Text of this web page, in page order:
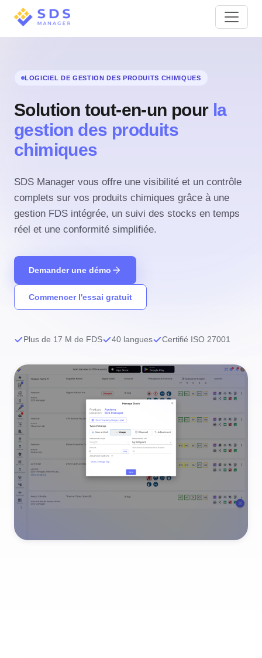
LOGICIEL DE GESTION DES PRODUITS CHIMIQUES
Solution tout-en-un pour la
gestion des produits
chimiques
SDS Manager vous offre une visibilité et un contrôle
complets sur vos produits chimiques grâce à une
gestion FDS intégrée, un suivi des stocks en temps
réel et une conformité simplifiée.
Demander une démo
Commencer l'essai gratuit
Plus de 17 M de FDS 40 langues Certifié ISO 27001